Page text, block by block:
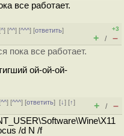
все работает.
^] [^^] [^^^] [ответить]
+3
+ / –
пока все работает.
ой-ой-ой-
^^] [^^^] [ответить][↓] [↑]
+ / –
/d N /f